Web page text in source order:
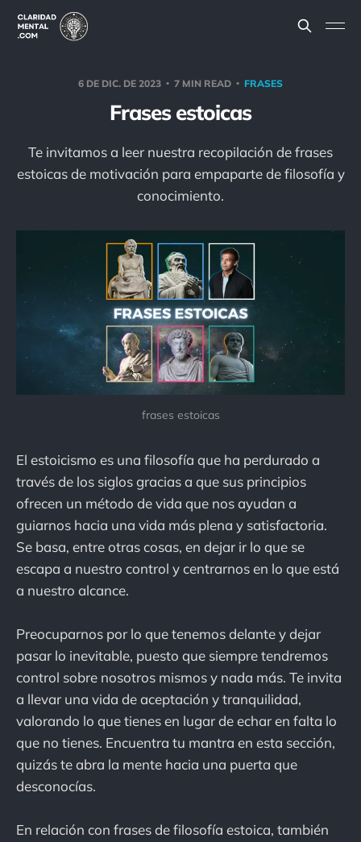
6 DE DIC. DE 2023 7 MIN READ FRASES
Frases estoicas
Te invitamos a leer nuestra recopilación de frases
estoicas de motivación para empaparte de filosofía y
conocimiento.
frases estoicas
El estoicismo es una filosofía que ha perdurado a
través de los siglos gracias a que sus principios
ofrecen un método de vida que nos ayudan a
guiarnos hacia una vida más plena y satisfactoria.
Se basa, entre otras cosas, en dejar ir lo que se
escapa a nuestro control y centrarnos en lo que está
a nuestro alcance.
Preocuparnos por lo que tenemos delante y dejar
pasar lo inevitable, puesto que siempre tendremos
control sobre nosotros mismos y nada más. Te invita
a llevar una vida de aceptación y tranquilidad,
valorando lo que tienes en lugar de echar en falta lo
que no tienes. Encuentra tu mantra en esta sección,
quizás te abra la mente hacia una puerta que
desconocías.
En relación con frases de filosofía estoica, también